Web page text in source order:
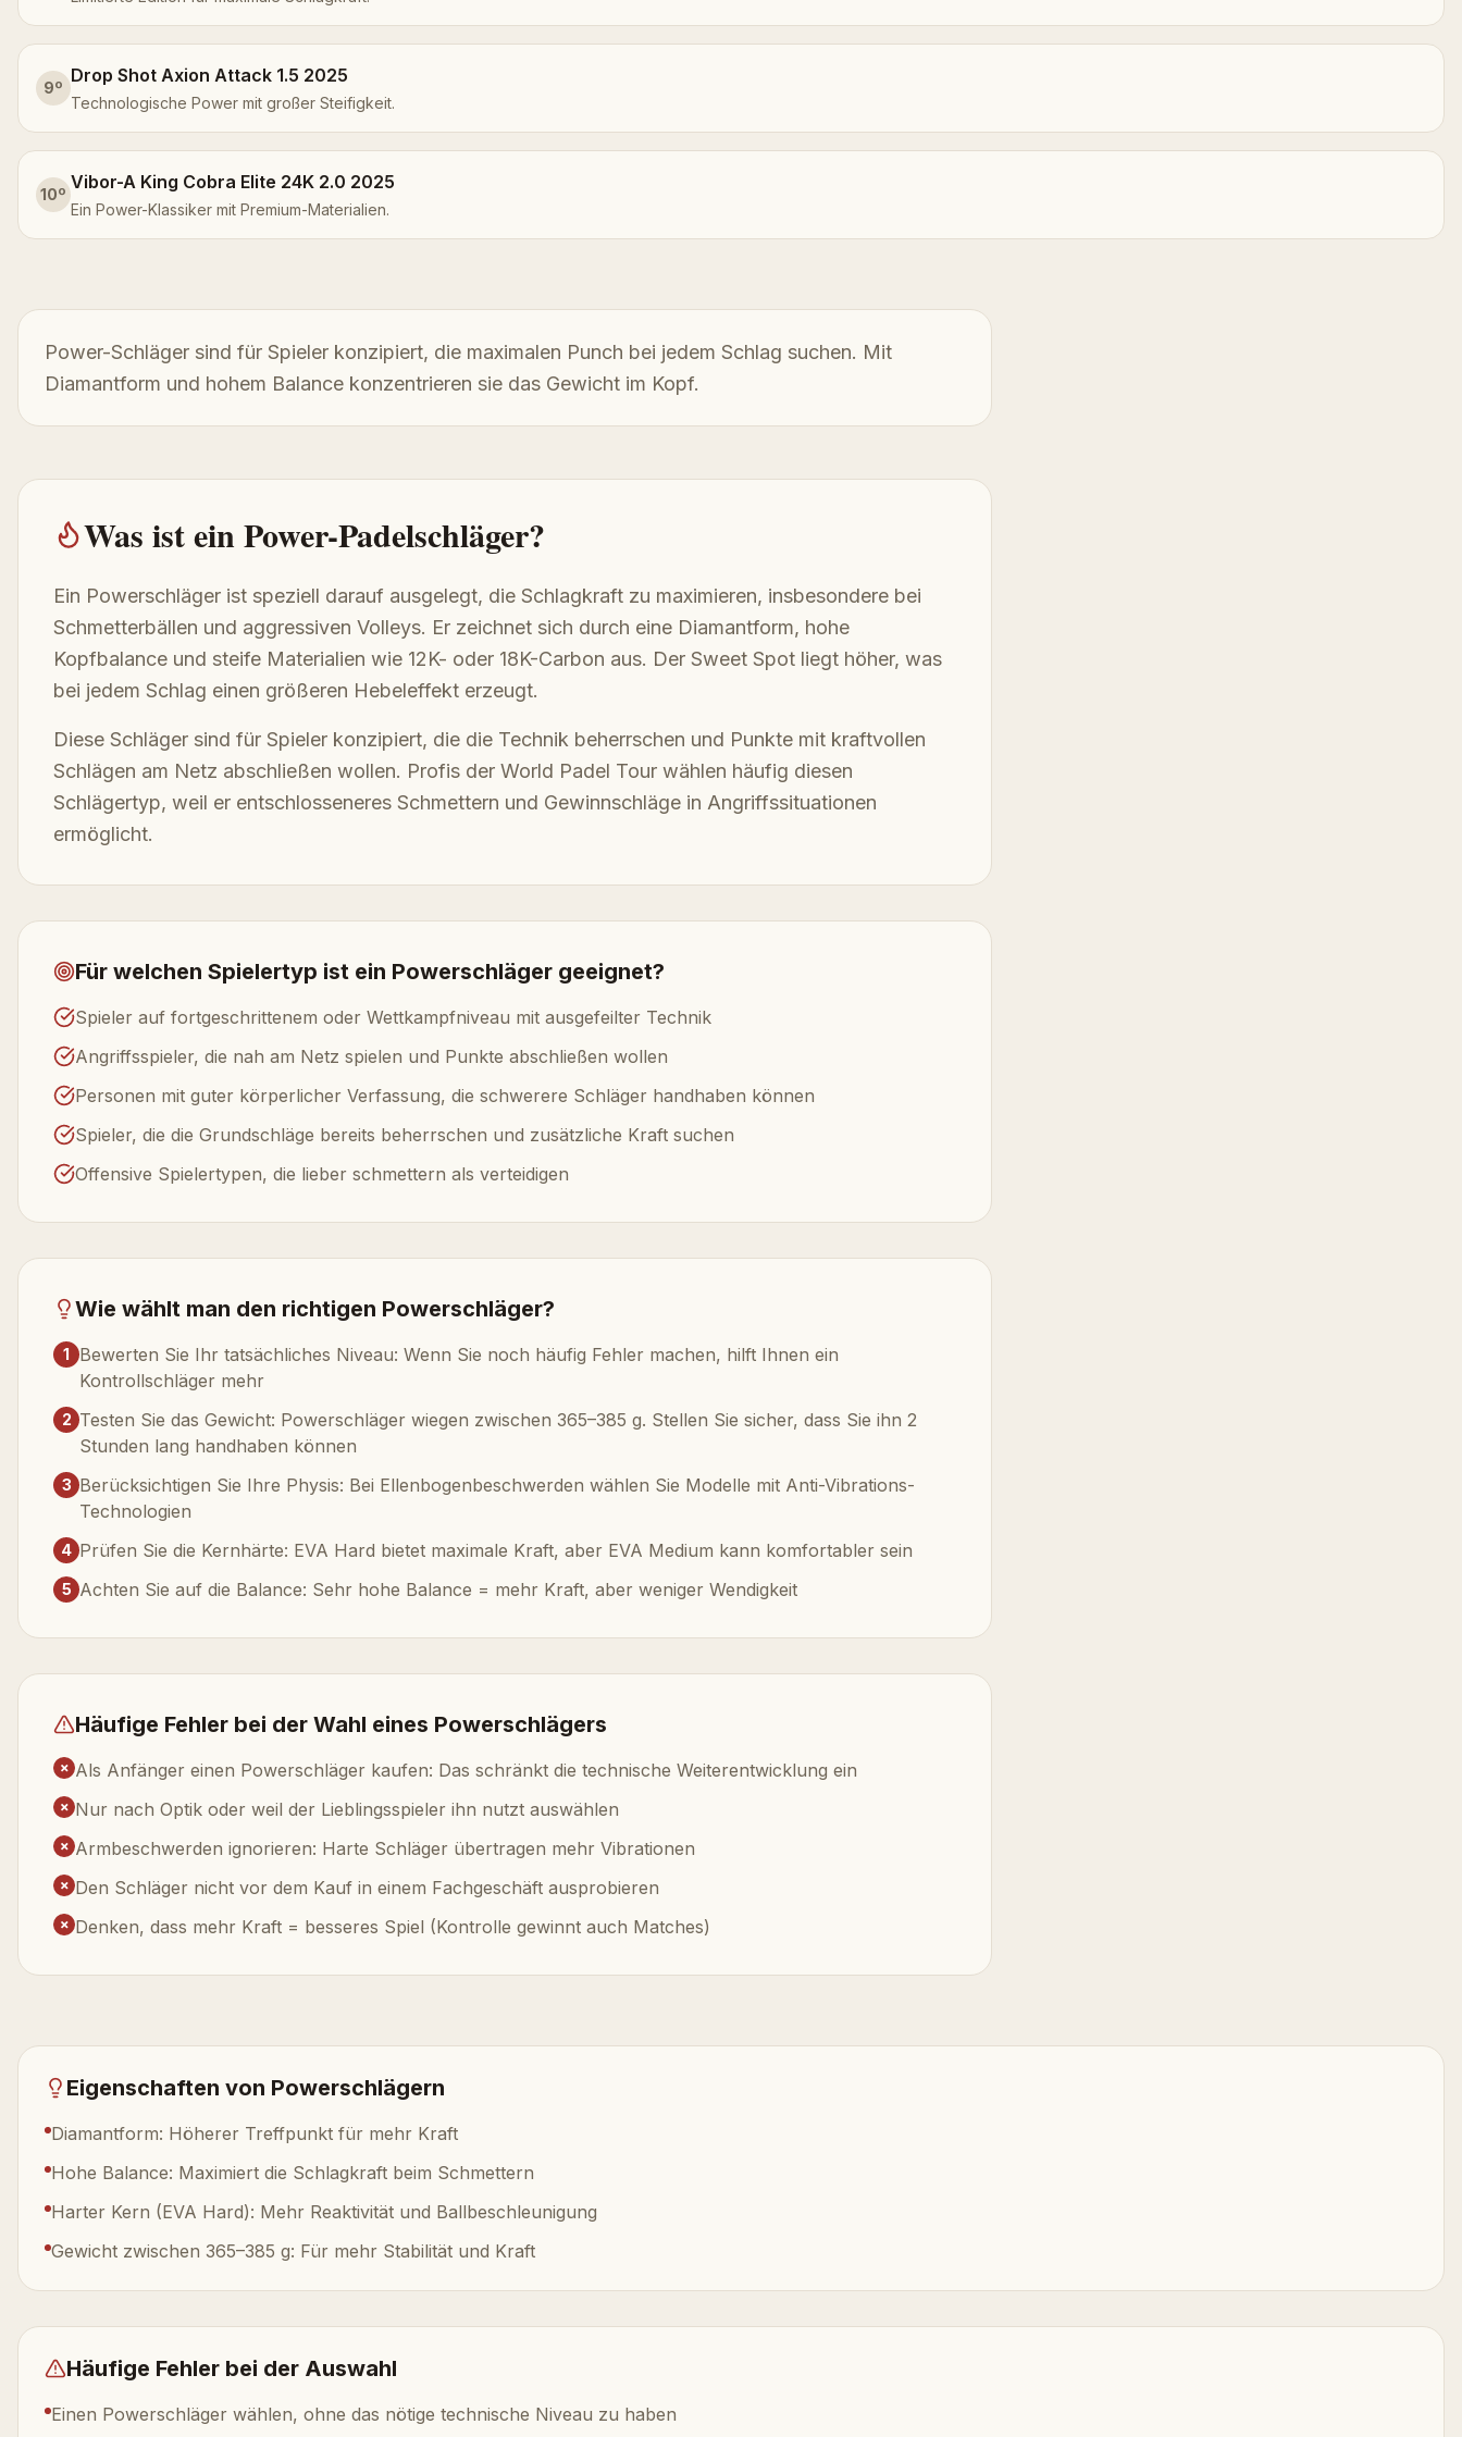
9º
Drop Shot Axion Attack 1.5 2025
Technologische Power mit großer Steifigkeit.
10º
Vibor-A King Cobra Elite 24K 2.0 2025
Ein Power-Klassiker mit Premium-Materialien.
Power-Schläger sind für Spieler konzipiert, die maximalen Punch bei jedem Schlag suchen. Mit
Diamantform und hohem Balance konzentrieren sie das Gewicht im Kopf.
Was ist ein Power-Padelschläger?
Ein Powerschläger ist speziell darauf ausgelegt, die Schlagkraft zu maximieren, insbesondere bei
Schmetterbällen und aggressiven Volleys. Er zeichnet sich durch eine Diamantform, hohe
Kopfbalance und steife Materialien wie 12K- oder 18K-Carbon aus. Der Sweet Spot liegt höher, was
bei jedem Schlag einen größeren Hebeleffekt erzeugt.
Diese Schläger sind für Spieler konzipiert, die die Technik beherrschen und Punkte mit kraftvollen
Schlägen am Netz abschließen wollen. Profis der World Padel Tour wählen häufig diesen
Schlägertyp, weil er entschlosseneres Schmettern und Gewinnschläge in Angriffssituationen
ermöglicht.
Für welchen Spielertyp ist ein Powerschläger geeignet?
Spieler auf fortgeschrittenem oder Wettkampfniveau mit ausgefeilter Technik
Angriffsspieler, die nah am Netz spielen und Punkte abschließen wollen
Personen mit guter körperlicher Verfassung, die schwerere Schläger handhaben können
Spieler, die die Grundschläge bereits beherrschen und zusätzliche Kraft suchen
Offensive Spielertypen, die lieber schmettern als verteidigen
Wie wählt man den richtigen Powerschläger?
1
Bewerten Sie Ihr tatsächliches Niveau: Wenn Sie noch häufig Fehler machen, hilft Ihnen ein
Kontrollschläger mehr
2 Testen Sie das Gewicht: Powerschläger wiegen zwischen 365–385 g. Stellen Sie sicher, dass Sie ihn 2
Stunden lang handhaben können
3 Berücksichtigen Sie Ihre Physis: Bei Ellenbogenbeschwerden wählen Sie Modelle mit Anti-Vibrations-
Technologien
4 Prüfen Sie die Kernhärte: EVA Hard bietet maximale Kraft, aber EVA Medium kann komfortabler sein
5 Achten Sie auf die Balance: Sehr hohe Balance = mehr Kraft, aber weniger Wendigkeit
Häufige Fehler bei der Wahl eines Powerschlägers
✗ Als Anfänger einen Powerschläger kaufen: Das schränkt die technische Weiterentwicklung ein
✗ Nur nach Optik oder weil der Lieblingsspieler ihn nutzt auswählen
✗ Armbeschwerden ignorieren: Harte Schläger übertragen mehr Vibrationen
✗ Den Schläger nicht vor dem Kauf in einem Fachgeschäft ausprobieren
✗ Denken, dass mehr Kraft = besseres Spiel (Kontrolle gewinnt auch Matches)
Eigenschaften von Powerschlägern
Diamantform: Höherer Treffpunkt für mehr Kraft
Hohe Balance: Maximiert die Schlagkraft beim Schmettern
Harter Kern (EVA Hard): Mehr Reaktivität und Ballbeschleunigung
Gewicht zwischen 365–385 g: Für mehr Stabilität und Kraft
Häufige Fehler bei der Auswahl
Einen Powerschläger wählen, ohne das nötige technische Niveau zu haben